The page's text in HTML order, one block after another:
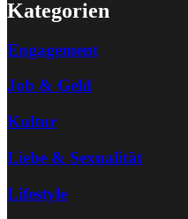
Kategorien
Engagement
Job & Geld
Kultur
Liebe & Sexualität
Lifestyle